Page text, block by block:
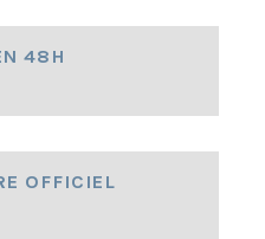
48H
OFFICIEL